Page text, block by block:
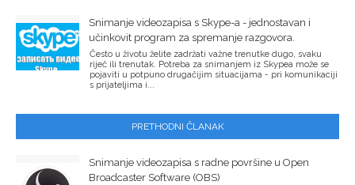
Snimanje videozapisa s Skype-a - jednostavan i
učinkovit program za spremanje razgovora.
Često u životu želite zadržati važne trenutke dugo, svaku
riječ ili trenutak. Potreba za snimanjem iz Skypea može se
pojaviti u potpuno drugačijim situacijama - pri komunikaciji
s prijateljima i...
PRETHODNI ČLANAK
Snimanje videozapisa s radne površine u Open
Broadcaster Software (OBS)